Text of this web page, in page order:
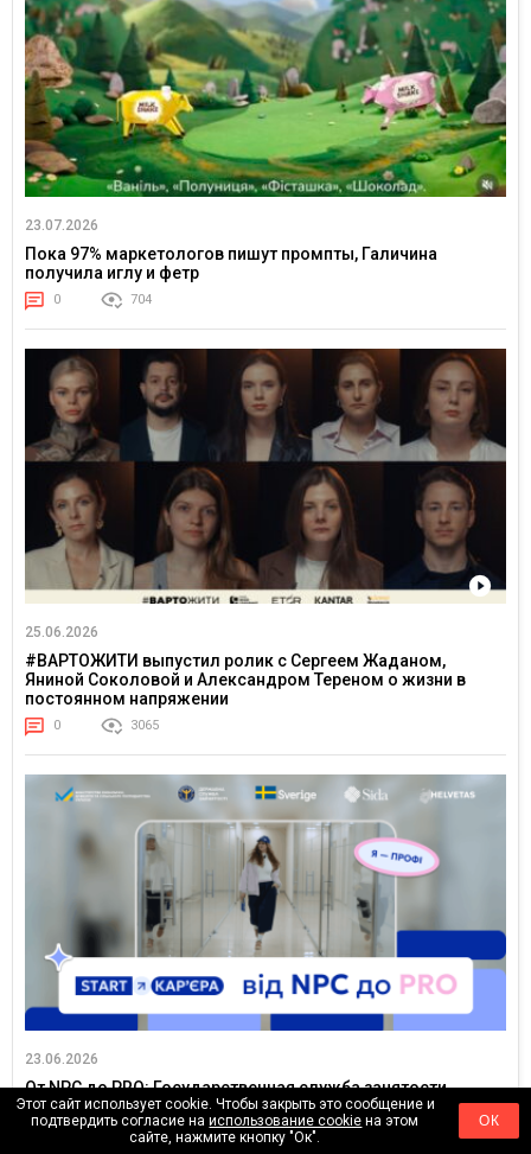
23.07.2026
Пока 97% маркетологов пишут промпты, Галичина
получила иглу и фетр
0 704
25.06.2026
#ВАРТОЖИТИ выпустил ролик с Сергеем Жаданом,
Яниной Соколовой и Александром Тереном о жизни в
постоянном напряжении
0 3065
23.06.2026
От NPC до PRO: Государственная служба занятости
впервые запустила TikTok-сериал для молодежи
3755
Этот сайт использует cookie. Чтобы закрыть это сообщение и
подтвердить согласие наиспользование cookie на этом
сайте, нажмите кнопку "Ок".
ОК